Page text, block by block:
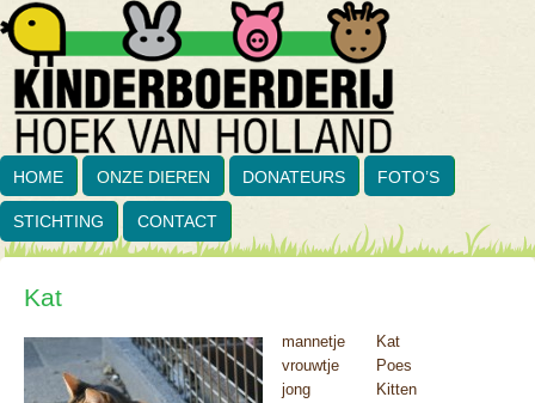
HOME ONZE DIEREN DONATEURS FOTO’S
STICHTING CONTACT
Kat
mannetje
Kat
vrouwtje
Poes
jong
Kitten